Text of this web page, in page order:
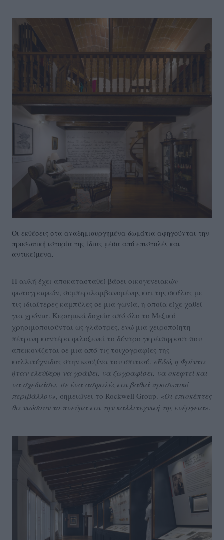
Οι εκθέσεις στα αναδημιουργημένα δωμάτια αφηγούνται την
προσωπική ιστορία της ίδιας μέσα από επιστολές και
αντικείμενα.
Η αυλή έχει αποκατασταθεί βάσει οικογενειακών
φωτογραφιών, συμπεριλαμβανομένης και της σκάλας με
τις ιδιαίτερες καμπύλες σε μια γωνία, η οποία είχε χαθεί
για χρόνια. Κεραμικά δοχεία από όλο το Μεξικό
χρησιμοποιούνται ως γλάστρες, ενώ μια χειροποίητη
πέτρινη καντέρα φιλοξενεί το δέντρο γκρέιπφρουτ που
απεικονίζεται σε μια από τις τοιχογραφίες της
καλλιτέχνιδας στην κουζίνα του σπιτιού. «Εδώ, η Φρίντα
ήταν ελεύθερη να γράψει, να ζωγραφίσει, να σκεφτεί και
να σχεδιάσει, σε ένα ασφαλές και βαθιά προσωπικό
περιβάλλον» , σημειώνει το Rockwell Group. «Οι επισκέπτες
θα νιώσουν το πνεύμα και την καλλιτεχνική της ενέργεια»